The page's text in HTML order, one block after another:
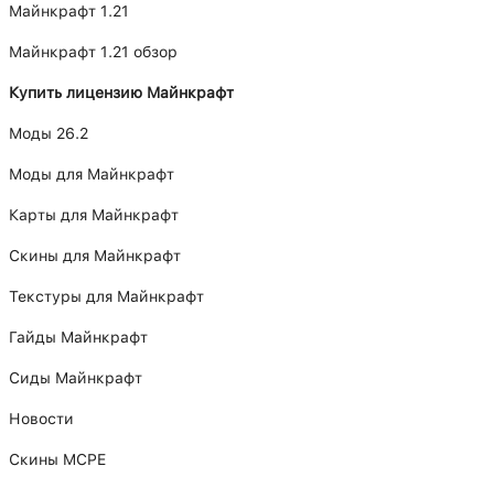
Майнкрафт 1.21
Майнкрафт 1.21 обзор
Купить лицензию Майнкрафт
Моды 26.2
Моды для Майнкрафт
Карты для Майнкрафт
Скины для Майнкрафт
Текстуры для Майнкрафт
Гайды Майнкрафт
Сиды Майнкрафт
Новости
Скины MCPE